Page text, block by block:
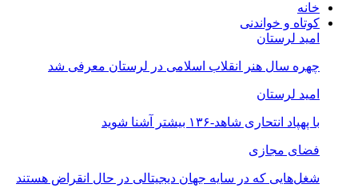
خانه
کوتاه و خواندنی
امید لرستان
چهره سال هنر انقلاب اسلامی در لرستان معرفی شد
امید لرستان
با پهپاد انتحاری شاهد-۱۳۶ بیشتر آشنا شوید
فضای مجازی
شغل‌‌هایی که در سایه جهان دیجیتالی در حال انقراض هستند